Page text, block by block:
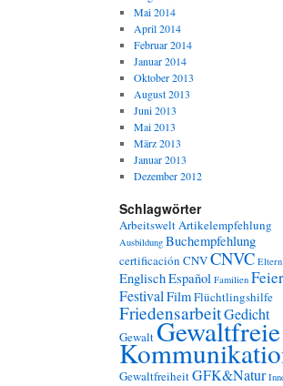
Mai 2014
April 2014
Februar 2014
Januar 2014
Oktober 2013
August 2013
Juni 2013
Mai 2013
März 2013
Januar 2013
Dezember 2012
Schlagwörter
ArbeitsweltArtikelempfehlung
Ausbildung Buchempfehlung
certificación CNVCNVC Eltern
EnglischEspañol Familien
Festival FilmFlüchtlingshilfe
FriedensarbeitGedicht
Gewalt Gewaltfreie
GewaltfreiheitGFK&Natur